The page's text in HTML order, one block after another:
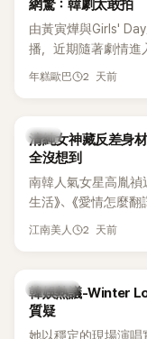
網驚：韓劇太敢拍
由黃寅燁與Girls' Day
播，近期隨著劇情進
新播出的第8集不僅
年糕歐巴 2 天前
韓星
清純女神藏反差身
全沒想到
南韓人氣女星高胤禎
生活》、《愛情怎麼
作品，躍升為韓劇新
細身材下的超狂背肌
傻直呼：「原來她身材
江南美人 2 天前
熱議討論
韓娛熱議-Winter
質疑
她以穩定的現場演唱